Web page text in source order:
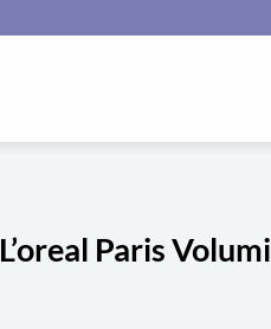
L’oreal Paris